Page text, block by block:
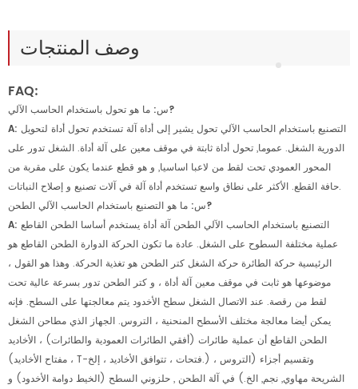
وصف المنتجات
FAQ:
س: ما هو تحول باستخدام الحاسب الآلي?
A:
الدورية الشغل. عموما, تحول أداة ثابتة في موقف معين على آلة أداة. الشغل تدور على
المحور العمودي تحت لقط من لاعبا اساسيا, و هو قطع عندما يكون على مقربة من
حافة القطع. الأكثر على نطاق واسع تستخدم أداة آلة في آلات تصنيع و إصلاح النباتات.
س: ما هو التصنيع باستخدام الحاسب الآلي الطحن?
A:
عملية مختلفة السطوح على الشغل. عادة ما تكون الحركة الدوارة الطحن القاطع هو
الرئيسية حركة الطائرة حركة الشغل كتر الطحن هو تغذية الحركة. وهذا هو القول ،
موضوعها هو ثابت في موقف معين آلة أداة ، و كتر الطحن تدور بسرعة عالية تحت
لقط من رقصة. عند الاتصال الشغل سطح الأخدود يتم معالجتها على السطح. فإنه
يمكن أيضا معالجة مختلف الأسطح المنحنية ، التروس. الجهاز الذي مطاحن الشغل
الطحن القاطع أن عملية طائرات (أفقي الطائرات العمودية والطائرات) ، الأخاديد
(مفتاح الأخاديد ، T-فتحات ، تتوافق الأخاديد ، إلخ.) وتقسيم أجزاء (التروس ،
الشريحة مهاوي, نجم, الخ.) في آلة الطحن , حلزوني السطح (الخيط دوامة الأخدود) و